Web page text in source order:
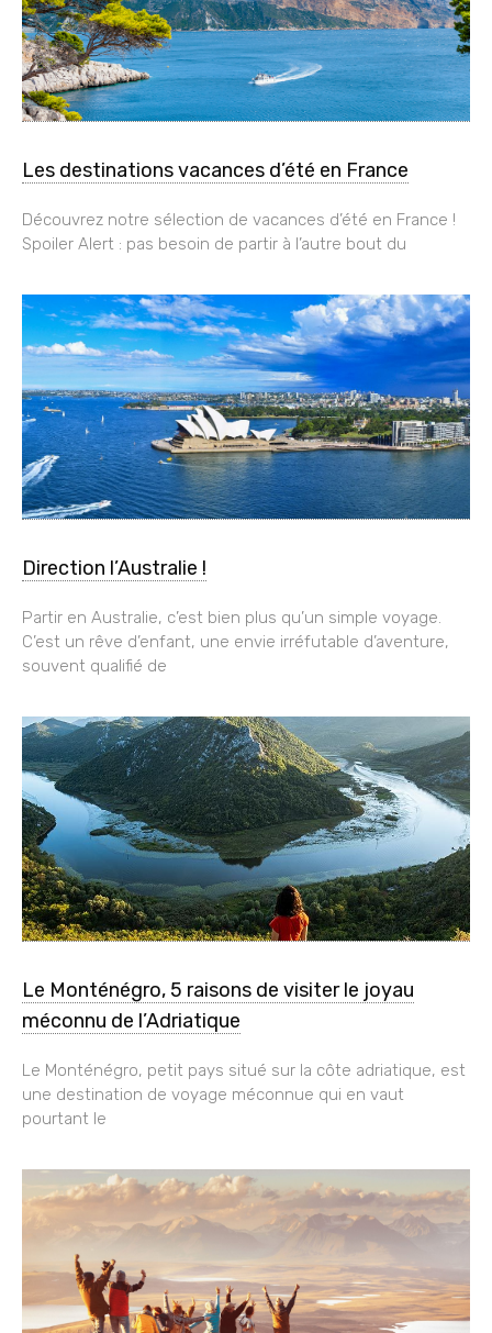
Les destinations vacances d’été en France
Découvrez notre sélection de vacances d’été en France !
Spoiler Alert : pas besoin de partir à l’autre bout du
Direction l’Australie !
Partir en Australie, c’est bien plus qu’un simple voyage.
C’est un rêve d’enfant, une envie irréfutable d’aventure,
souvent qualifié de
Le Monténégro, 5 raisons de visiter le joyau
méconnu de l’Adriatique
Le Monténégro, petit pays situé sur la côte adriatique, est
une destination de voyage méconnue qui en vaut
pourtant le